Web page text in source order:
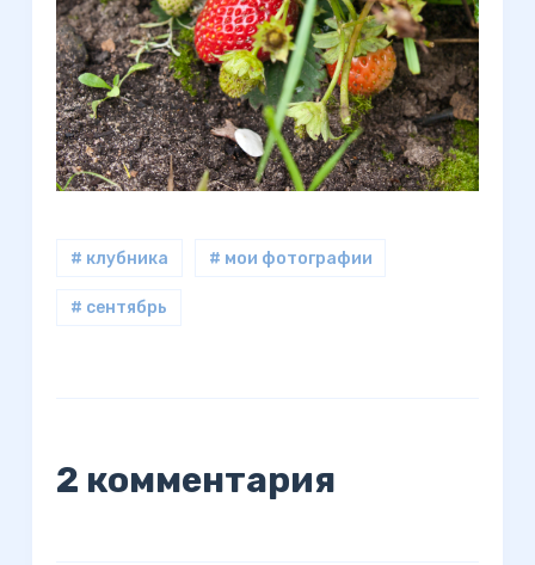
# клубника # мои фотографии
# сентябрь
2 комментария